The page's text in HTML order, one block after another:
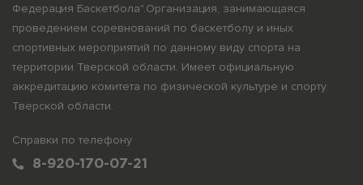
Федерация Баскетбола".Организация, занимающаяся
проведением соревнований по баскетболу и иных
спортивных мероприятий по данному виду спорта на
территории Тверской области. Имеет официальную
аккредитацию комитета по физической культуре и спорту
Тверской области.
Справки по телефону
8-920-170-07-21